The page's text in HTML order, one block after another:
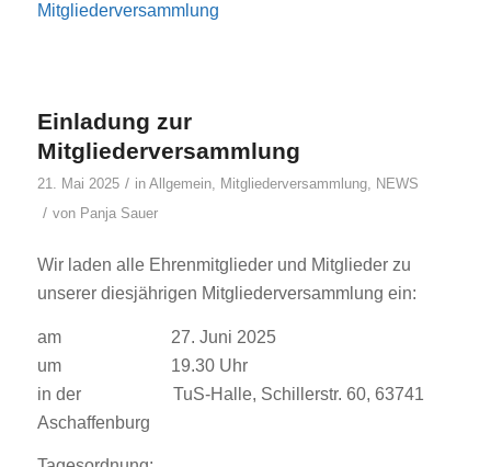
Mitgliederversammlung
Einladung zur
Mitgliederversammlung
21. Mai 2025 / in Allgemein, Mitgliederversammlung, NEWS
/ von Panja Sauer
Wir laden alle Ehrenmitglieder und Mitglieder zu
unserer diesjährigen Mitgliederversammlung ein:
am 27. Juni 2025
um 19.30 Uhr
in der TuS-Halle, Schillerstr. 60, 63741
Aschaffenburg